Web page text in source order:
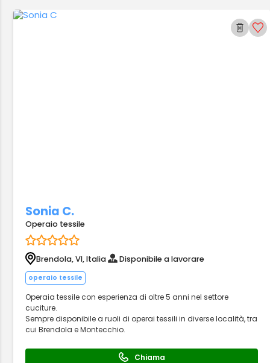
Sonia C.
Operaio tessile
Brendola, VI, Italia Disponibile a lavorare
operaio tessile
Operaia tessile con esperienza di oltre 5 anni nel settore
cuciture.
Sempre disponibile a ruoli di operai tessili in diverse località, tra
cui Brendola e Montecchio.
Chiama